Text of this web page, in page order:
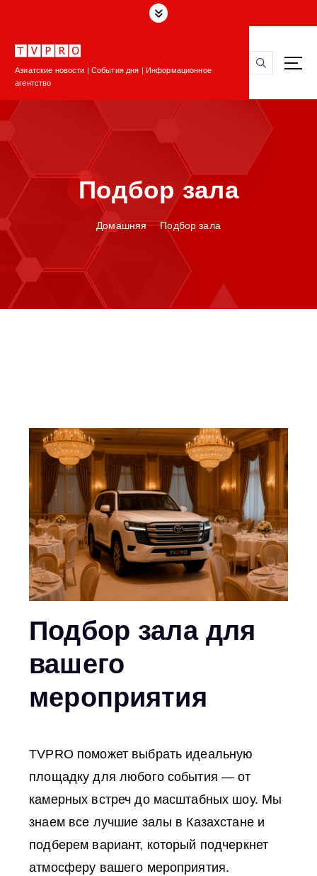
к
Азиатские новости | События дня | Информационное
агентство
Подбор зала
Домашняя Подбор зала
Подбор зала для
вашего
мероприятия
TVPRO поможет выбрать идеальную
площадку для любого события — от
камерных встреч до масштабных шоу. Мы
знаем все лучшие залы в Казахстане и
подберем вариант, который подчеркнет
атмосферу вашего мероприятия.